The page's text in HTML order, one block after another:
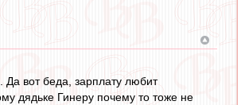
Да вот беда, зарплату любит
дядьке Гинеру почему то тоже не